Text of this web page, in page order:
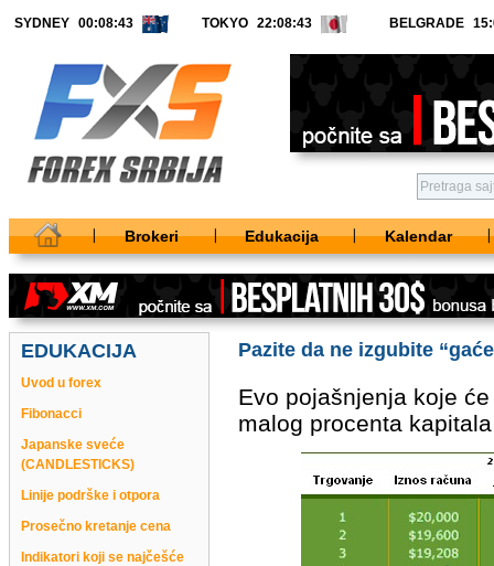
SYDNEY TOKYO BELGRADE
Brokeri Edukacija Kalendar
EDUKACIJA
Uvod u forex
Fibonacci
Japanske sveće
(CANDLESTICKS)
Linije podrške i otpora
Prosečno kretanje cena
Indikatori koji se najčešće
Pazite da ne izgubite
Evo pojašnjenja koje
malog procenta